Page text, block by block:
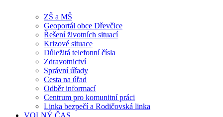
ZŠ a MŠ
Geoportál obce Dřevčice
Řešení životních situací
Krizové situace
Důležitá telefonní čísla
Zdravotnictví
Správní úřady
Cesta na úřad
Odběr informací
Centrum pro komunitní práci
Linka bezpečí a Rodičovská linka